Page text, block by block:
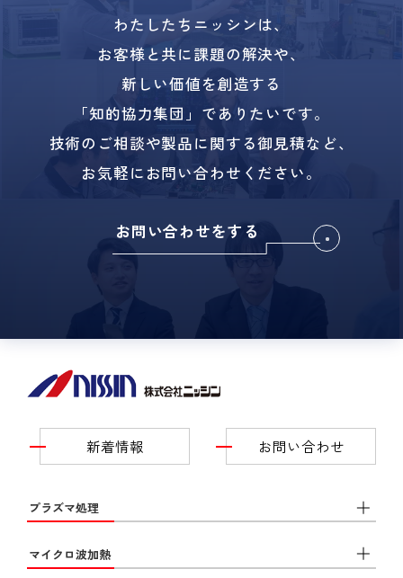
わたしたちニッシンは、
お客様と共に課題の解決や、
新しい価値を創造する
「知的協力集団」でありたいです。
技術のご相談や製品に関する御見積など、
お気軽にお問い合わせください。
お問い合わせをする
新着情報 お問い合わせ
プラズマ処理
マイクロ波加熱